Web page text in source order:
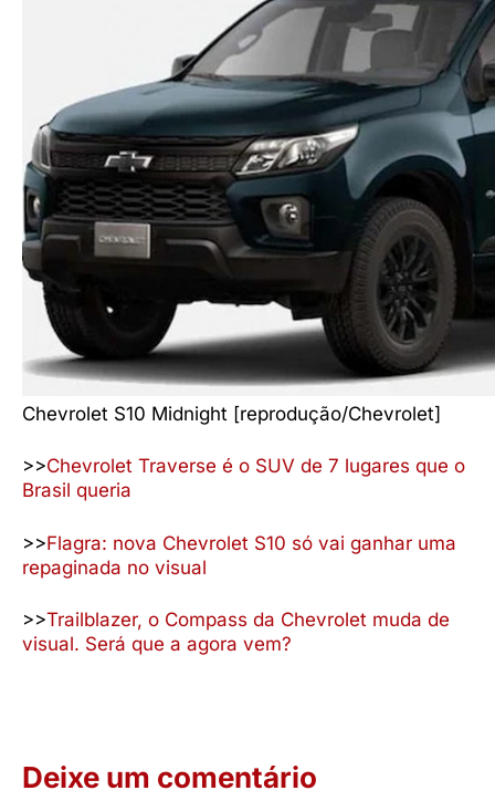
Chevrolet S10 Midnight [reprodução/Chevrolet]
>>Chevrolet Traverse é o SUV de 7 lugares que o
Brasil queria
>>Flagra: nova Chevrolet S10 só vai ganhar uma
repaginada no visual
>>Trailblazer, o Compass da Chevrolet muda de
visual. Será que a agora vem?
Deixe um comentário